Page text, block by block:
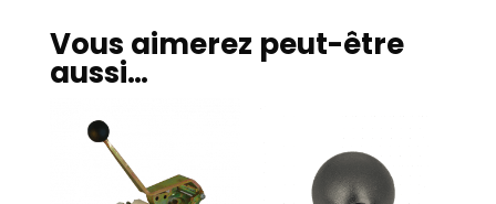
Vous aimerez peut-être
aussi…